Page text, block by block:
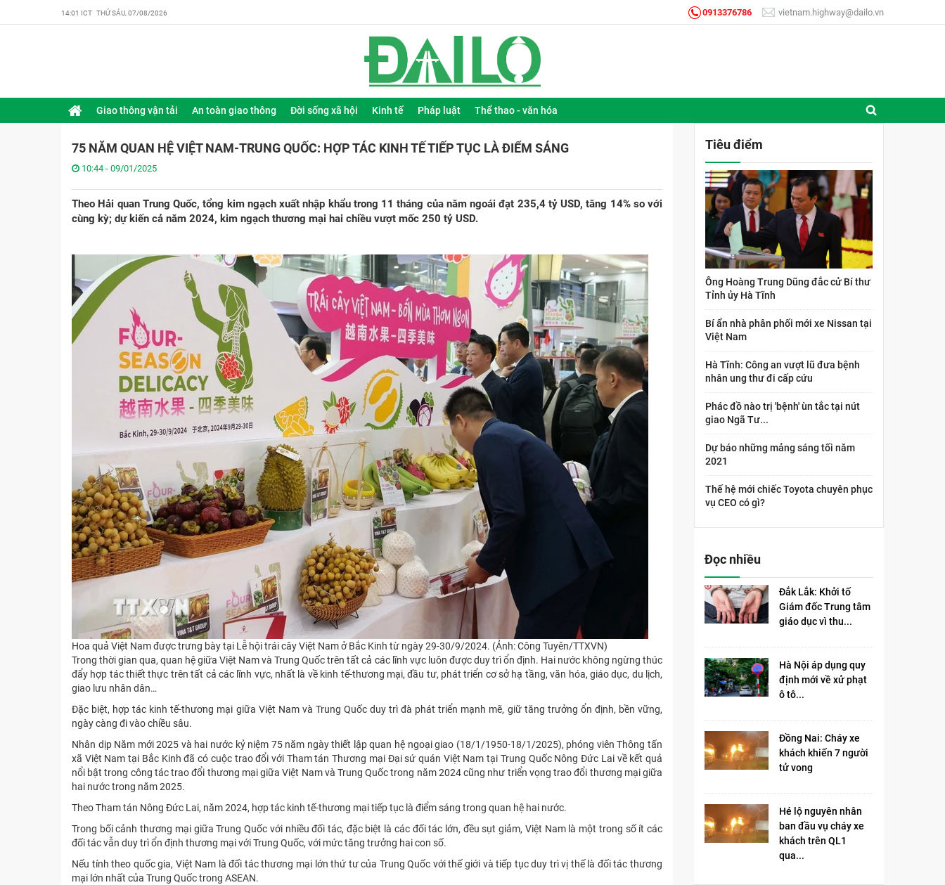
14:01 ICT THỨ SÁU, 07/08/2026 0913376786 vietnam.highway@dailo.vn
Giao thông vận tải An toàn giao thông Đời sống xã hội Kinh tế Pháp luật Thể thao - văn hóa
75 NĂM QUAN HỆ VIỆT NAM-TRUNG QUỐC: HỢP TÁC KINH TẾ TIẾP TỤC LÀ ĐIỂM SÁNG
10:44 - 09/01/2025
Theo Hải quan Trung Quốc, tổng kim ngạch xuất nhập khẩu trong 11 tháng của năm ngoái đạt 235,4 tỷ USD, tăng 14% so với
cùng kỳ; dự kiến cả năm 2024, kim ngạch thương mại hai chiều vượt mốc 250 tỷ USD.
Hoa quả Việt Nam được trưng bày tại Lễ hội trái cây Việt Nam ở Bắc Kinh từ ngày 29-30/9/2024. (Ảnh: Công Tuyên/TTXVN)
Trong thời gian qua, quan hệ giữa Việt Nam và Trung Quốc trên tất cả các lĩnh vực luôn được duy trì ổn định. Hai nước không ngừng thúc
đẩy hợp tác thiết thực trên tất cả các lĩnh vực, nhất là về kinh tế-thương mại, đầu tư, phát triển cơ sở hạ tầng, văn hóa, giáo dục, du lịch,
giao lưu nhân dân…
Đặc biệt, hợp tác kinh tế-thương mại giữa Việt Nam và Trung Quốc duy trì đà phát triển mạnh mẽ, giữ tăng trưởng ổn định, bền vững,
ngày càng đi vào chiều sâu.
Nhân dịp Năm mới 2025 và hai nước kỷ niệm 75 năm ngày thiết lập quan hệ ngoại giao (18/1/1950-18/1/2025), phóng viên Thông tấn
xã Việt Nam tại Bắc Kinh đã có cuộc trao đổi với Tham tán Thương mại Đại sứ quán Việt Nam tại Trung Quốc Nông Đức Lai về kết quả
nổi bật trong công tác trao đổi thương mại giữa Việt Nam và Trung Quốc trong năm 2024 cũng như triển vọng trao đổi thương mại giữa
hai nước trong năm 2025.
Theo Tham tán Nông Đức Lai, năm 2024, hợp tác kinh tế-thương mại tiếp tục là điểm sáng trong quan hệ hai nước.
Trong bối cảnh thương mại giữa Trung Quốc với nhiều đối tác, đặc biệt là các đối tác lớn, đều sụt giảm, Việt Nam là một trong số ít các
đối tác vẫn duy trì ổn định thương mại với Trung Quốc, với mức tăng trưởng hai con số.
Nếu tính theo quốc gia, Việt Nam là đối tác thương mại lớn thứ tư của Trung Quốc với thế giới và tiếp tục duy trì vị thế là đối tác thương
mại lớn nhất của Trung Quốc trong ASEAN.
Tiêu điểm
Ông Hoàng Trung Dũng đắc cử Bí thư
Tỉnh ủy Hà Tĩnh
Bí ẩn nhà phân phối mới xe Nissan tại
Việt Nam
Hà Tĩnh: Công an vượt lũ đưa bệnh
nhân ung thư đi cấp cứu
Phác đồ nào trị 'bệnh' ùn tắc tại nút
giao Ngã Tư...
Dự báo những mảng sáng tối năm
2021
Thế hệ mới chiếc Toyota chuyên phục
vụ CEO có gì?
Đọc nhiều
Đắk Lắk: Khởi tố
Giám đốc Trung tâm
giáo dục vì thu...
Hà Nội áp dụng quy
định mới về xử phạt
ô tô...
Đồng Nai: Cháy xe
khách khiến 7 người
tử vong​
Hé lộ nguyên nhân
ban đầu vụ cháy xe
khách trên QL1
qua...